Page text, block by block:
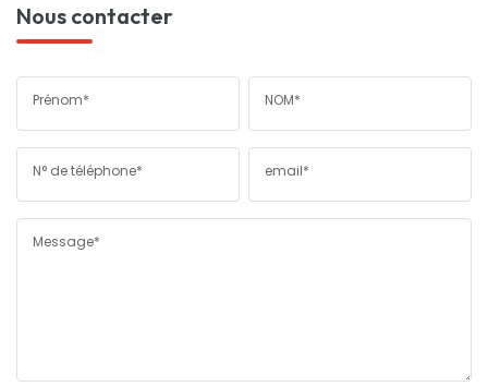
Nous contacter
Prénom* NOM*
N° de téléphone* email*
Message*